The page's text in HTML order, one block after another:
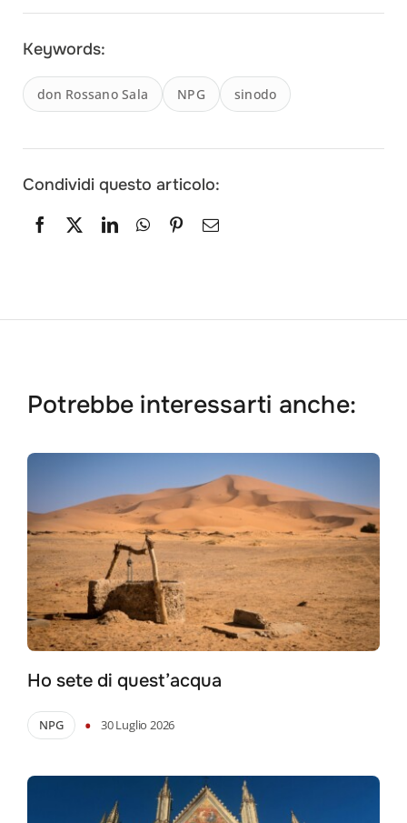
Keywords:
don Rossano Sala NPG sinodo
Condividi questo articolo:
Potrebbe interessarti anche:
Ho sete di quest’acqua
NPG • 30 Luglio 2026